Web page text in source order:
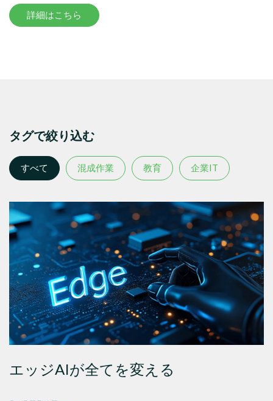
詳細はこちら
タグで絞り込む
すべて 混成作業 教育 企業IT
エッジAIが全てを変える